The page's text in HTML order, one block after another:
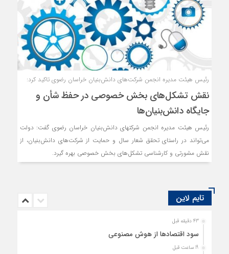
رئیس هیئت مدیره انجمن شرکت‌های دانش‌بنیان خراسان رضوی تاکید کرد:
نقش تشکل‌های بخش خصوصی در حفظ شأن و
جایگاه دانش‌بنیان‌ها
رئیس هیئت مدیره انجمن شرکتهای دانش‌بنیان خراسان رضوی گفت: دولت
می‌تواند در راستای تحقق شعار سال و حمایت از شرکت‌های دانش‌بنیان، از
نقش مشورتی و کارشناسی تشکل‌های بخش خصوصی بهره گیرد.
تایم لاین
43 دقیقه قبل
سود اقتصاد‌ها از هوش مصنوعی
19 ساعت قبل